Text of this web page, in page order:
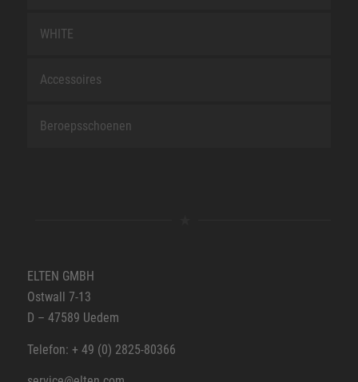
WHITE
Accessoires
Beroepsschoenen
ELTEN GMBH
Ostwall 7-13
D – 47589 Uedem
Telefon: + 49 (0) 2825-80366